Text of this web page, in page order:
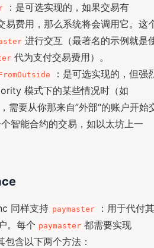
：是可选实现的，如果交易有
易费用，那么系统将会调用它。这
进行交互（最著名的示例就是
代为支付交易费用）。
：是可选实现的，但强
模式下的某些情况时（如
需要从你那来自”外部“的账户开始
智能合约的交易，如以太坊上一
同样支持 paymaster
：用于代付其
。每个 paymaster 都需要实现
含以下两个方法：